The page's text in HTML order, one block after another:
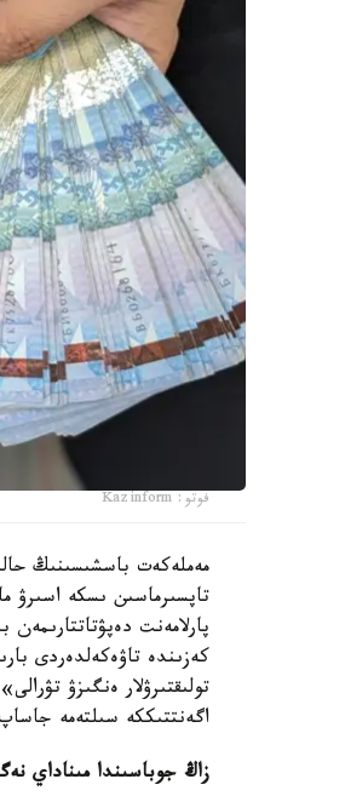
فوتو: Kazinform
مەملەكەت باسشىسىنىڭ
تاپسىرماسىن ىسكە اسىرۋ
پارلامەنت
كەزىندە تاۋەكەلدەردى
تولىقتىرۋلار ەنگىزۋ
اگەنتتىككە سىلتەمە
زاڭ جوباسىندا مىناداي